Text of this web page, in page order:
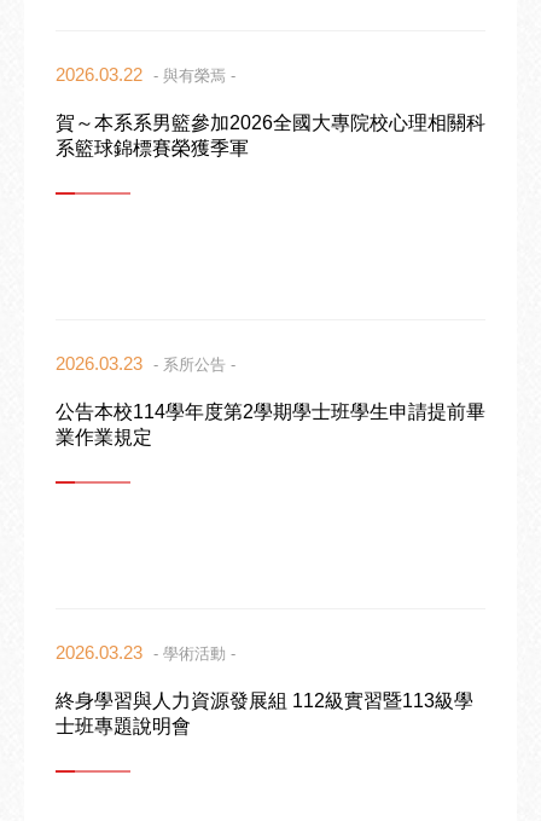
2026.03.22 - 與有榮焉 -
賀～本系系男籃參加2026全國大專院校心理相關科
系籃球錦標賽榮獲季軍
2026.03.23 - 系所公告 -
公告本校114學年度第2學期學士班學生申請提前畢
業作業規定
2026.03.23 - 學術活動 -
終身學習與人力資源發展組 112級實習暨113級學
士班專題說明會